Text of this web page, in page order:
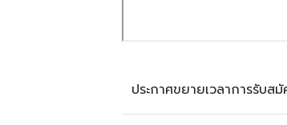
ประกาศขยายเวลาการรับส